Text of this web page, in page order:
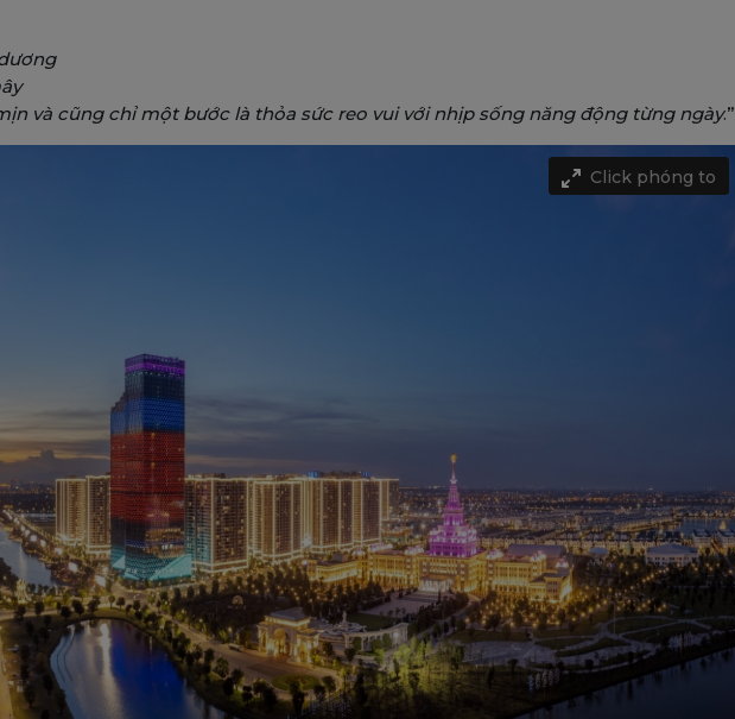
và cũng chỉ một bước là thỏa sức reo vui với nhịp sống năng động từng ngày.”
Click phóng to